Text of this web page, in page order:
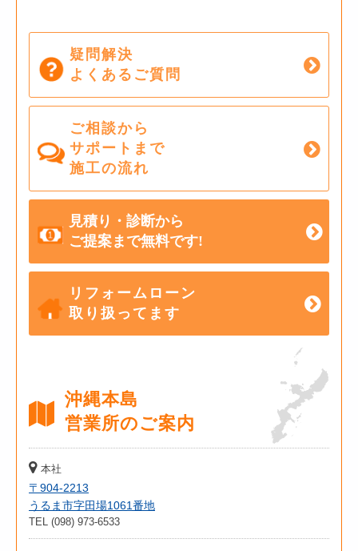
疑問解決
よくあるご質問
ご相談から
サポートまで
施工の流れ
見積り・診断から
ご提案まで無料です!
リフォームローン
取り扱ってます
沖縄本島
営業所のご案内
本社
〒904-2213
うるま市字田場1061番地
TEL (098) 973-6533